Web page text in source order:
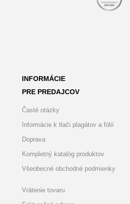
INFORMÁCIE
PRE PREDAJCOV
Časté otázky
Informácie k tlači plagátov a fólií
Doprava
Kompletný katalóg produktov
Všeobecné obchodné podmienky
Vrátenie tovaru